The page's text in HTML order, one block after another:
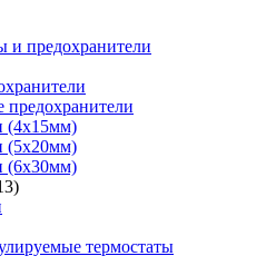
и предохранители
предохранители
(4х15мм)
(5х20мм)
(6х30мм)
термостаты